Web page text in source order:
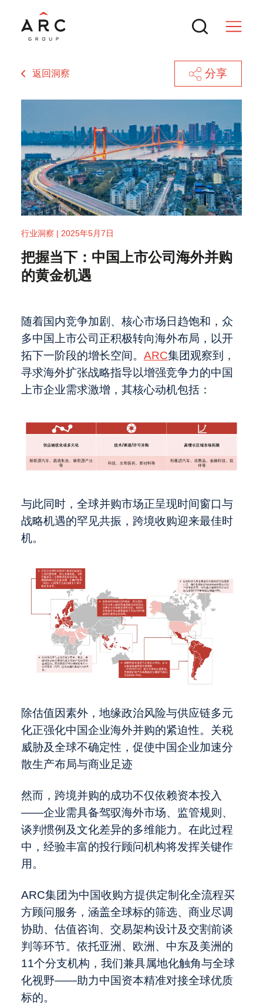
交易
新闻与行业洞察
联系方式
关于我们
热门搜索
新动态与实操要点
ARC 集团参与MTT Shipping and
Logistics Bhd.（BURSA: MTTSL）
IPO
再度斩获国际殊荣！ARC集团获评
Global Brands Magazine“2025年度领
中国大卖场行业的发展与变革
开冰啤酒之前的故事
中国证监会新规如何重塑海外上市策略
ARC集团担任独家财务顾问：助力
Black Titan Corporation (NASDAQ:
BTTC) 完成与Titan Pharmaceuticals,
Inc. 及TalenTec Sdn. Bhd.的合并
2025年，SPAC重振旗鼓
2025年资本市场：适应市场变革与上
市新规
最近访问
把握当下：中国上市公司海外并购的黄
金机遇
返回洞察 分享
行业洞察 | 2025年5月7日
把握当下：中国上市公司海外并购
的黄金机遇
随着国内竞争加剧、核心市场日趋饱和，众
多中国上市公司正积极转向海外布局，以开
拓下一阶段的增长空间。 ARC集团观察到，
寻求海外扩张战略指导以增强竞争力的中国
上市企业需求激增，其核心动机包括：
与此同时，全球并购市场正呈现时间窗口与
战略机遇的罕见共振，跨境收购迎来最佳时
机。
除估值因素外，地缘政治风险与供应链多元
化正强化中国企业海外并购的紧迫性。关税
威胁及全球不确定性，促使中国企业加速分
散生产布局与商业足迹
然而，跨境并购的成功不仅依赖资本投入
——企业需具备驾驭海外市场、监管规则、
谈判惯例及文化差异的多维能力。在此过程
中，经验丰富的投行顾问机构将发挥关键作
用。
ARC集团为中国收购方提供定制化全流程买
方顾问服务，涵盖全球标的筛选、商业尽调
协助、估值咨询、交易架构设计及交割前谈
判等环节。依托亚洲、欧洲、中东及美洲的
11个分支机构，我们兼具属地化触角与全球
化视野——助力中国资本精准对接全球优质
标的。